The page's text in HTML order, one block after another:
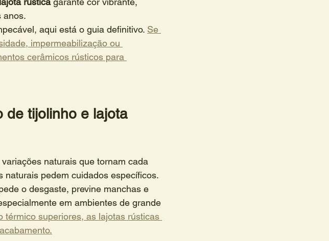
anos.
aqui está o guia definitivo. Se
impermeabilização ou
cerâmicos rústicos para
de tijolinho e lajota
naturais que tornam cada
naturais pedem cuidados específicos.
o desgaste, previne manchas e
em ambientes de grande
térmico superiores, as lajotas rústicas